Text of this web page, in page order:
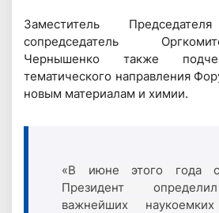
Заместитель
сопредседатель
Чернышенко также
тематического направления
новым материалам и химии.
«В июне этого года
Президент
важнейших